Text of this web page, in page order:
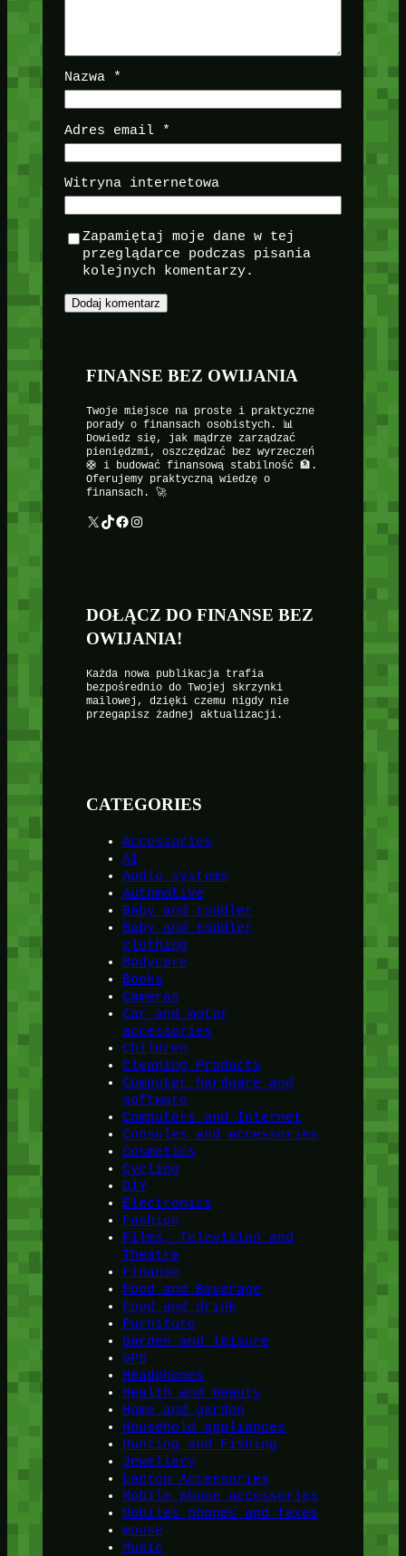
Nazwa *
Adres email *
Witryna internetowa
Zapamiętaj moje dane w tej
przeglądarce podczas pisania
kolejnych komentarzy.
FINANSE BEZ OWIJANIA
Twoje miejsce na proste i praktyczne
porady o finansach osobistych. 📊
Dowiedz się, jak mądrze zarządzać
pieniędzmi, oszczędzać bez wyrzeczeń
🛟 i budować finansową stabilność 🏦.
Oferujemy praktyczną wiedzę o
finansach. 🚀
X TikTok Facebook Instagram
DOŁĄCZ DO FINANSE BEZ
OWIJANIA!
Każda nowa publikacja trafia
bezpośrednio do Twojej skrzynki
mailowej, dzięki czemu nigdy nie
przegapisz żadnej aktualizacji.
CATEGORIES
Accessories
AI
Audio systems
Automotive
Baby and toddler
Baby and toddler
clothing
Bodycare
Books
Cameras
Car and motor
accessories
Children
Cleaning Products
Computer hardware and
software
Computers and Internet
Consoles and accessories
Cosmetics
Cycling
DIY
Electronics
Fashion
Films, Television and
Theatre
Finanse
Food and Beverage
Food and drink
Furniture
Garden and leisure
GPS
Headphones
Health and beauty
Home and garden
Household appliances
Hunting and Fishing
Jewellery
Laptop Accessories
Mobile phone accessories
Mobiles phones and faxes
mouse
Music